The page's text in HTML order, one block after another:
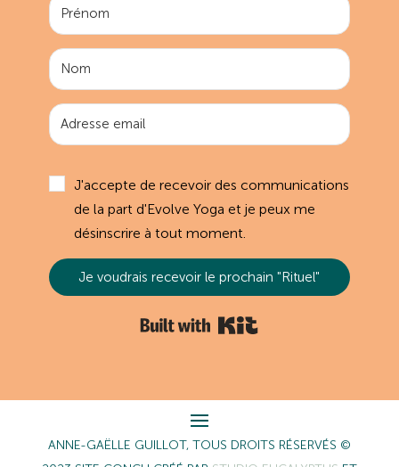
J'accepte de recevoir des communications
de la part d'Evolve Yoga et je peux me
désinscrire à tout moment.
Je voudrais recevoir le prochain "Rituel"
ANNE-GAËLLE GUILLOT, TOUS DROITS RÉSERVÉS ©